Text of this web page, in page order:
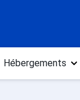
Hébergements